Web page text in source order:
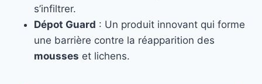
s’infiltrer.
Dépot Guard : Un produit innovant qui forme
une barrière contre la réapparition des
mousses et lichens.